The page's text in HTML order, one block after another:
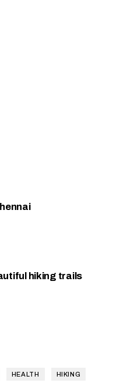
hiking trails
HEALTH HIKING